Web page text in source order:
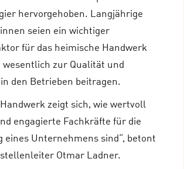
hervorgehoben. Langjährige
seien ein wichtiger
für das heimische Handwerk
wesentlich zur Qualität und
den Betrieben beitragen.
zeigt sich, wie wertvoll
engagierte Fachkräfte für die
eines Unternehmens sind“, betont
Otmar Ladner.